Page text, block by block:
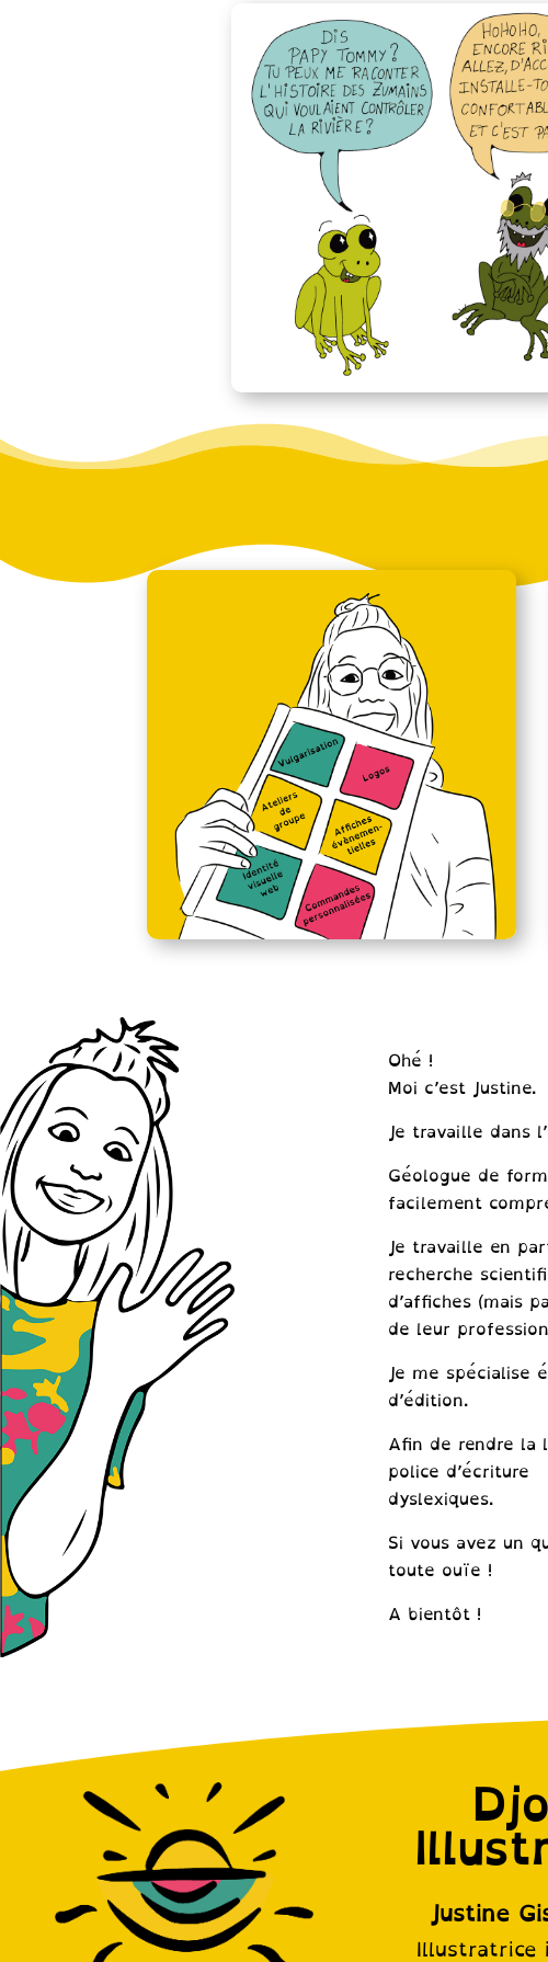
Ohé !
Moi c’est Justine.
Je travaille dans
Géologue de
facilement
Je travaille en
recherche
d’affiches (mais
de leur
Je me spécialise
d’édition.
Afin de rendre la
police
dyslexiques.
Si vous avez un
toute ouïe !
A bientôt !
Justine
Illustratrice